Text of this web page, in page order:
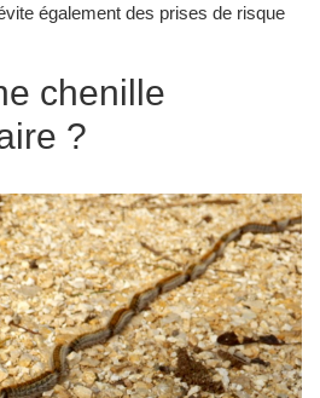
également des prises de risque
chenille
?